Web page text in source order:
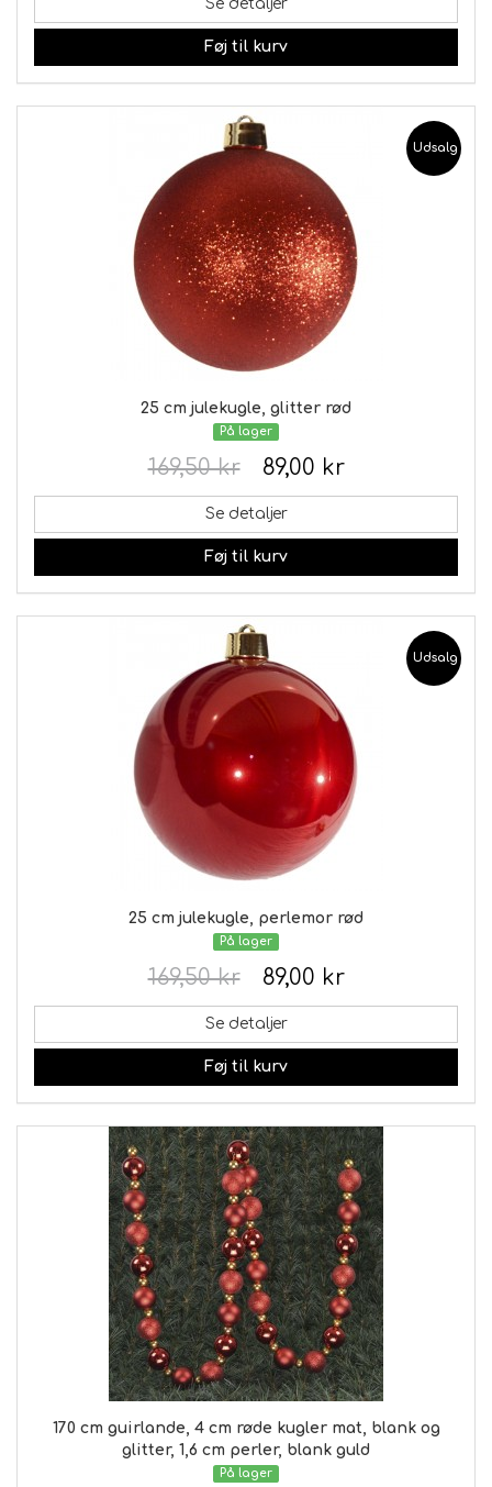
Se detaljer
Føj til kurv
Udsalg
25 cm julekugle, glitter rød
På lager
89,00 kr
169,50 kr
Se detaljer
Føj til kurv
Udsalg
25 cm julekugle, perlemor rød
På lager
89,00 kr
169,50 kr
Se detaljer
Føj til kurv
170 cm guirlande, 4 cm røde kugler mat, blank og
glitter, 1,6 cm perler, blank guld
På lager